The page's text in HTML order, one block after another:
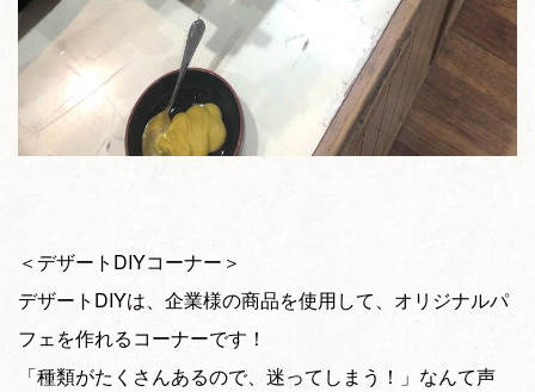
＜デザートDIYコーナー＞
デザートDIYは、企業様の商品を使用して、オリジナルパ
フェを作れるコーナーです！
「種類がたくさんあるので、迷ってしまう！」なんて声